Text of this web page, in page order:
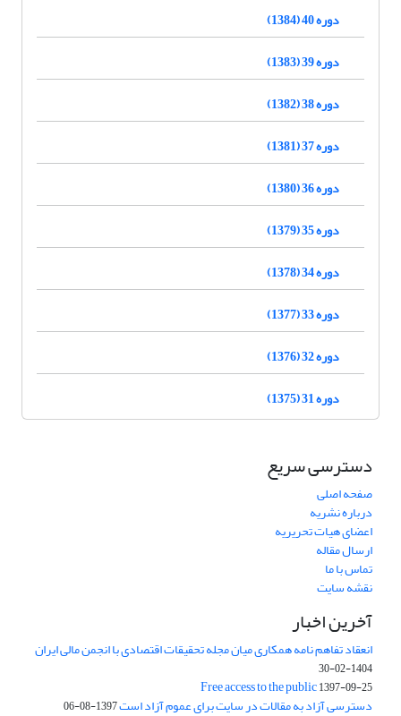
دوره 40 (1384)
دوره 39 (1383)
دوره 38 (1382)
دوره 37 (1381)
دوره 36 (1380)
دوره 35 (1379)
دوره 34 (1378)
دوره 33 (1377)
دوره 32 (1376)
دوره 31 (1375)
دسترسی سریع
صفحه اصلی
درباره نشریه
اعضای هیات تحریریه
ارسال مقاله
تماس با ما
نقشه سایت
آخرین اخبار
انعقاد تفاهم نامه همکاری میان مجله تحقیقات اقتصادی با انجمن مالی ایران
1404-02-30
Free access to the public1397-09-25
دسترسی آزاد به مقالات در سایت برای عموم آزاد است1397-08-06